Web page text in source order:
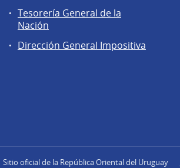
Tesorería General de la
Nación
Dirección General Impositiva
Sitio oficial de la República Oriental del Uruguay